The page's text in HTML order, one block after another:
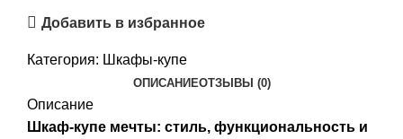
Добавить в избранное
Категория: Шкафы-купе
ОПИСАНИЕОТЗЫВЫ (0)
Описание
Шкаф-купе мечты: стиль, функциональность и